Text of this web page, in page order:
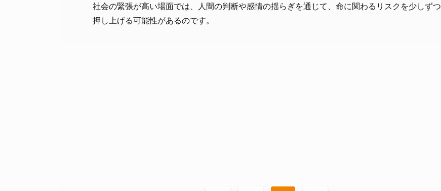
社会の緊張が高い場面では、人間の判断や感情の揺らぎを通じて、命に関わるリスクを少しずつ
押し上げる可能性があるのです。